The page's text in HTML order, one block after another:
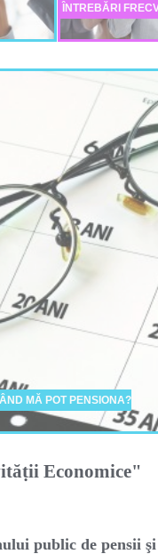
ÎNTREBĂRI
MĂ POT PENSIONA?
Economice"
public de pensii